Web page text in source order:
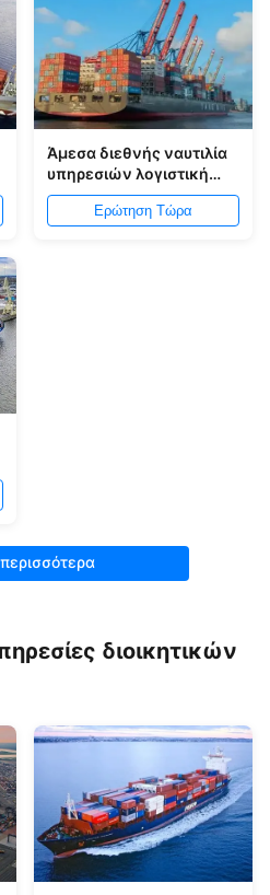
Άμεσα διεθνής ναυτιλία
υπηρεσιών λογιστική
από την Κίνα στη
Νοτιοανατολική Ασία
Ερώτηση Τώρα
διοικητικών